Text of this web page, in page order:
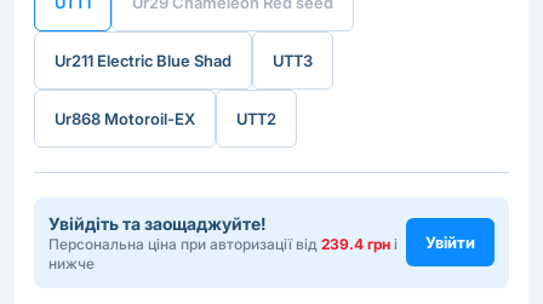
Ur211 Electric Blue Shad UTT3
Ur868 Motoroil-EX UTT2
Увійдіть та заощаджуйте!
Персональна ціна при авторизації від 239.4 грн і
нижче
Увійти